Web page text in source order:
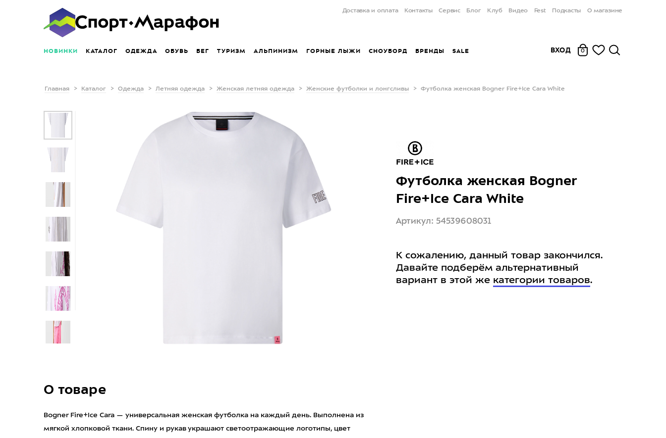
Доставка и оплата Контакты Сервис Блог Клуб Видео Fest Подкасты О магазине
НОВИНКИ КАТАЛОГ ОДЕЖДА ОБУВЬ БЕГ ТУРИЗМ АЛЬПИНИЗМ ГОРНЫЕ ЛЫЖИ СНОУБОРД БРЕНДЫ SALE ВХОД 0
Главная Каталог Одежда Летняя одежда Женская летняя одежда Женские футболки и лонгсливы Футболка женская Bogner Fire+Ice Cara White
О товаре
Bogner Fire+Ice Cara — универсальная женская футболка на каждый день. Выполнена из
мягкой хлопковой ткани. Спину и рукав украшают светоотражающие логотипы, цвет
Футболка женская Bogner
Fire+Ice Cara White
Артикул: 54539608031
К сожалению, данный товар закончился.
Давайте подберём альтернативный
вариант в этой же категории товаров.